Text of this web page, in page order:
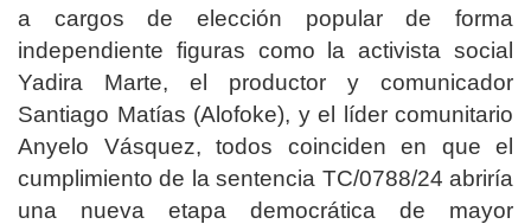
a cargos de elección popular de forma
independiente figuras como la activista social
Yadira Marte, el productor y comunicador
Santiago Matías (Alofoke), y el líder comunitario
Anyelo Vásquez, todos coinciden en que el
cumplimiento de la sentencia TC/0788/24 abriría
una nueva etapa democrática de mayor